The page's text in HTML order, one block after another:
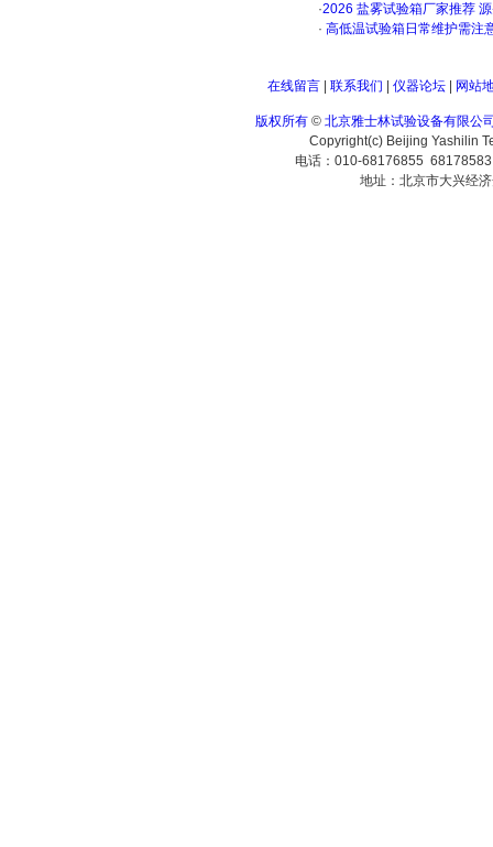
·2026 盐雾试验箱厂家推荐
· 高低温试验箱日常维护需注
在线留言| 联系我们 仪器论坛| 网站
版权所有 © 北京雅士林试验设备有限公
Copyright(c) Beijing Yashilin
电话：010-68176855
地址：北京市大兴经